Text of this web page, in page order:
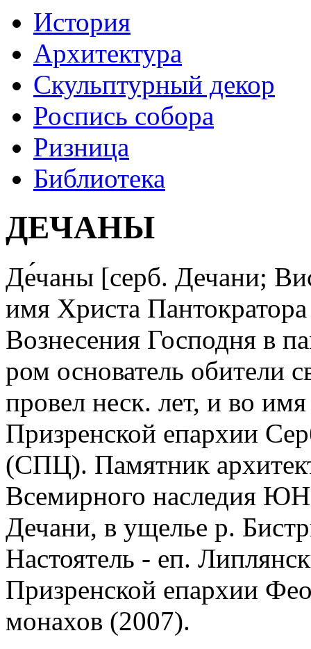
История
Архитектура
Скульптурный декор
Роспись собора
Ризница
Библиотека
ДЕЧАНЫ
Де́чаны [серб. Дечани;
имя Христа
Вознесения Господня в
ром основатель обители
провел неск. лет, и во
Призренской епархии
(СПЦ). Памятник
Всемирного наследия
Дечани, в ущелье р.
Настоятель - еп.
Призренской епархии
монахов (2007).